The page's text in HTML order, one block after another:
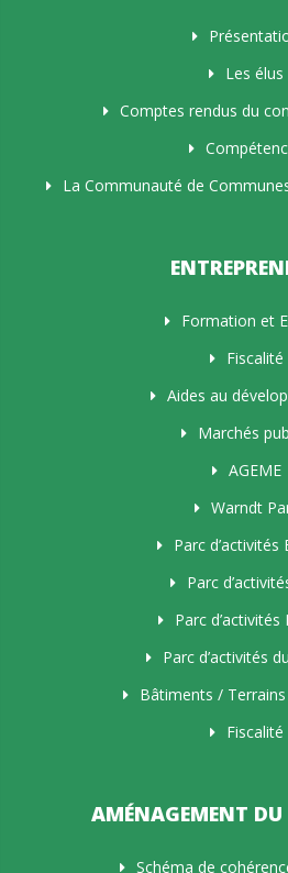
Les élus
Comptes rendus du
La Communauté de
Formation et
Fiscalité
Aides au
Marchés
AGEME
Warndt
Parc d’activités
Parc
Parc d’activités
Parc d’activités
Bâtiments /
Fiscalité
AMÉNAGEMENT DU
Schéma de